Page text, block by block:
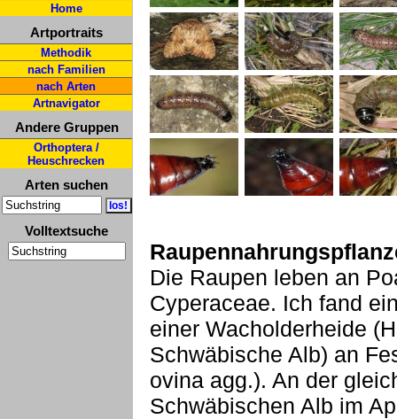
Home
Artportraits
Methodik
nach Familien
nach Arten
Artnavigator
Andere Gruppen
Orthoptera /
Heuschrecken
Arten suchen
Volltextsuche
Die Raupen leben an
Cyperaceae. Ich fand
einer Wacholderheide
Schwäbische Alb) an
ovina agg.). An der
Schwäbischen Alb im